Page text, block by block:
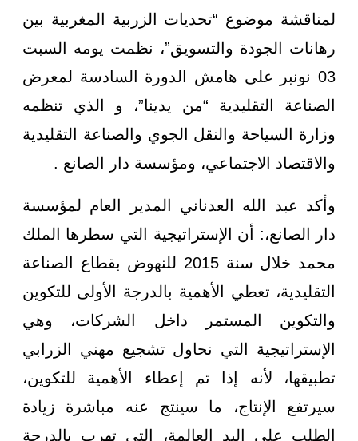
لمناقشة موضوع “تحديات الزربية المغربية بين
رهانات الجودة والتسويق”، نظمت يومه السبت
03 نونبر على هامش الدورة السادسة لمعرض
الصناعة التقليدية “من يدينا”، و الذي تنظمه
وزارة السياحة والنقل الجوي والصناعة التقليدية
والاقتصاد الاجتماعي، ومؤسسة دار الصانع .
وأكد عبد الله العدناني المدير العام لمؤسسة
دار الصانع،: أن الإستراتيجية التي سطرها الملك
محمد خلال سنة 2015 للنهوض بقطاع الصناعة
التقليدية، تعطي الأهمية بالدرجة الأولى للتكوين
والتكوين المستمر داخل الشركات، وهي
الإستراتيجية التي نحاول تشجيع مهني الزرابي
تطبيقها، لأنه إذا تم إعطاء الأهمية للتكوين،
سيرتفع الإنتاج، ما سينتج عنه مباشرة زيادة
الطلب على اليد العالمة، التي تهرب بالدرجة